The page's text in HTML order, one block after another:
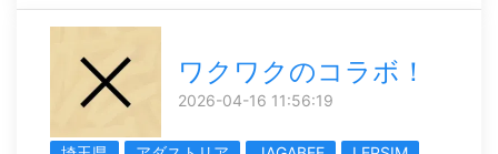
ワクワクのコラボ！
2026-04-16 11:56:19